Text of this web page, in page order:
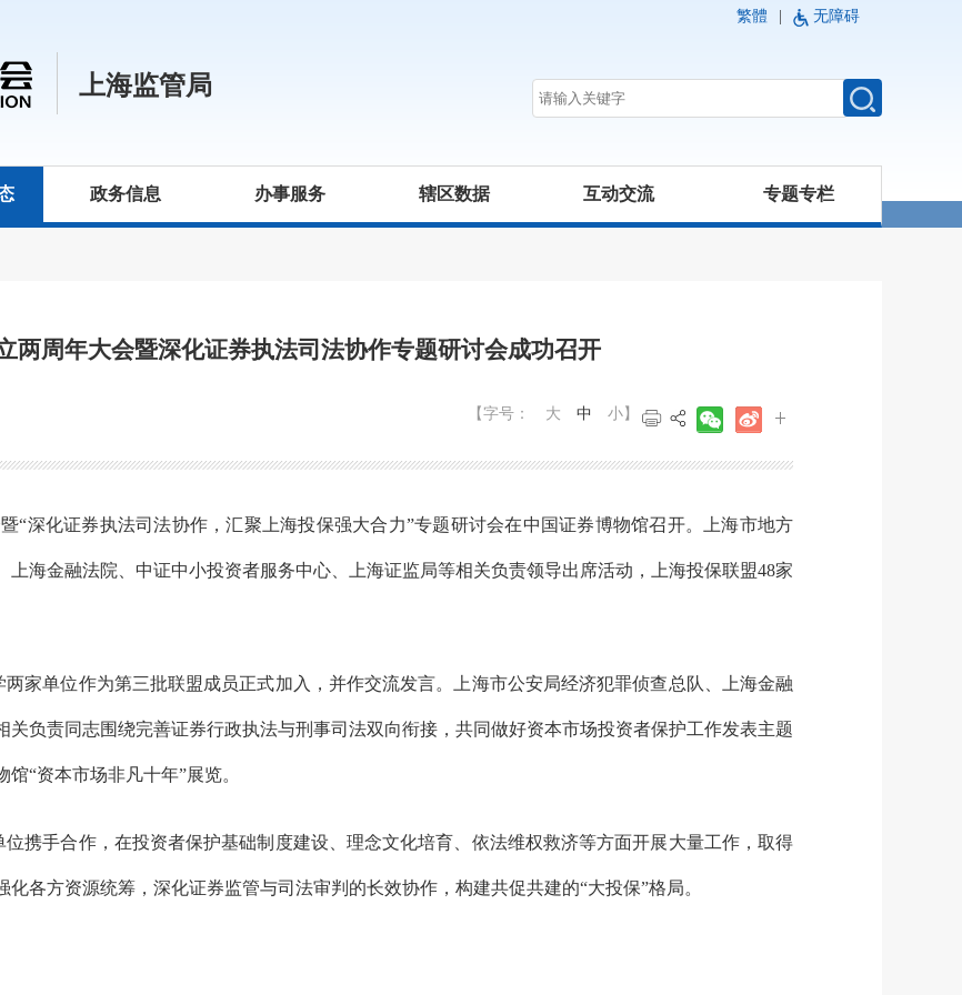
繁體 无障碍
上海监管局
政务信息 办事服务 辖区数据 互动交流 专题专栏
两周年大会暨深化证券执法司法协作专题研讨会成功召开
【字号： 大 中 小 】
“深化证券执法司法协作，汇聚上海投保强大合力”专题研讨会在中国证券博物馆召开。上海市地方
海金融法院、中证中小投资者服务中心、上海证监局等相关负责领导出席活动，上海投保联盟48家
家单位作为第三批联盟成员正式加入，并作交流发言。上海市公安局经济犯罪侦查总队、上海金融
负责同志围绕完善证券行政执法与刑事司法双向衔接，共同做好资本市场投资者保护工作发表主题
“资本市场非凡十年”展览。
携手合作，在投资者保护基础制度建设、理念文化培育、依法维权救济等方面开展大量工作，取得
各方资源统筹，深化证券监管与司法审判的长效协作，构建共促共建的“大投保”格局。